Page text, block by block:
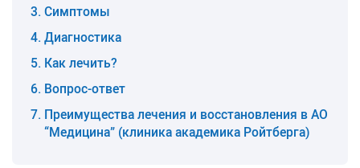
Симптомы
Диагностика
Как лечить?
Вопрос-ответ
Преимущества лечения и восстановления в АО
“Медицина” (клиника академика Ройтберга)